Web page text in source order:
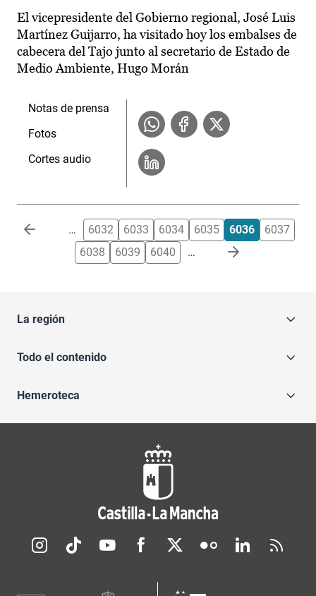
El vicepresidente del Gobierno regional, José Luis
Martínez Guijarro, ha visitado hoy los embalses de
cabecera del Tajo junto al secretario de Estado de
Medio Ambiente, Hugo Morán
Notas de prensa
Fotos
Cortes audio
Paginación … 6032 6033 6034 6035 6036
6037
6038
6039 6040 …
La región
Todo el contenido
Hemeroteca
Redes sociales JCCM